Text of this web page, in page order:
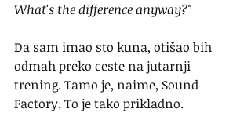
What's the difference anyway?"
Da sam imao sto kuna, otišao bih
odmah preko ceste na jutarnji
trening. Tamo je, naime, Sound
Factory. To je tako prikladno.